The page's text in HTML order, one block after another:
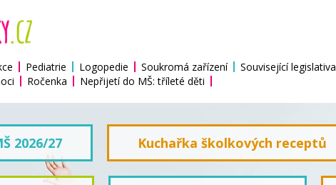
Pediatrie Logopedie Soukromá zařízení Související legislativa
Ročenka Nepřijetí do MŠ: tříleté děti
2026/27 Kuchařka školkových receptů